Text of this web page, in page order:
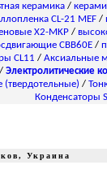
керамика/
CL-21 MEF/
X2-MKP/
CBB60E/
СL11 / Аксиальные
Электролитические
/
Конденсаторы
Украина